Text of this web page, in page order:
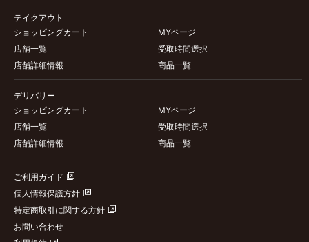
テイクアウト
ショッピングカート
受取時間選択
商品一覧
店舗一覧
店舗詳細情報
MYページ
デリバリー
ショッピングカート
受取時間選択
商品一覧
店舗一覧
店舗詳細情報
MYページ
ご利用ガイド
特定商取引に関する方針
個人情報保護方針
お問い合わせ